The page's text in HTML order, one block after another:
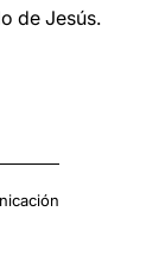
de Jesús.